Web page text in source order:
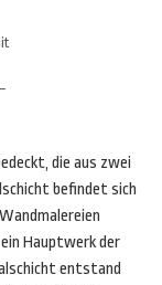
die aus zwei
befindet sich
Hauptwerk der
entstand